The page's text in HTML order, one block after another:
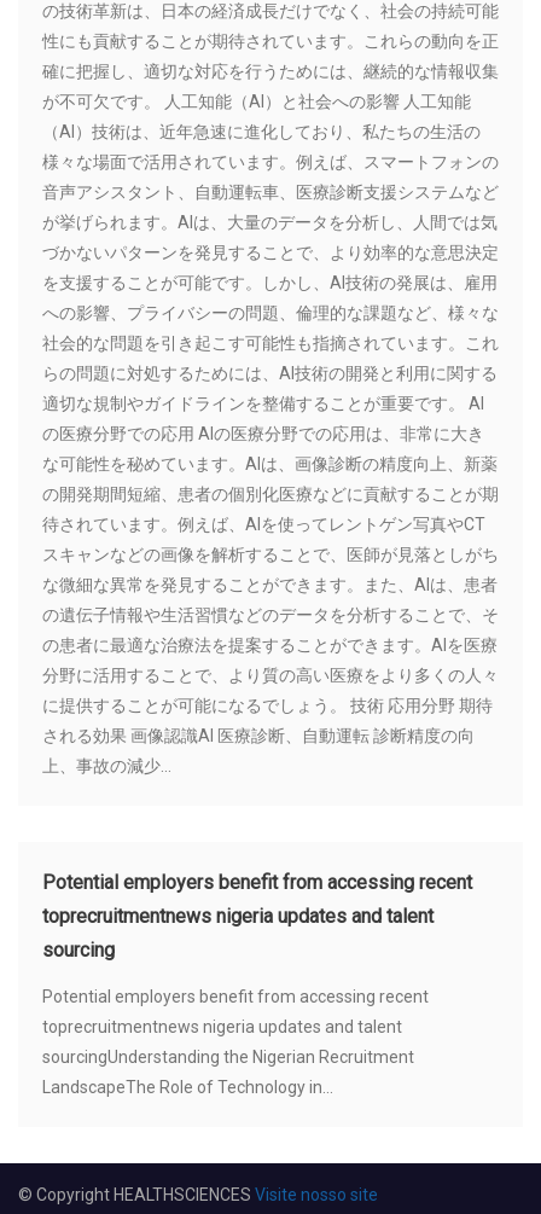
の技術革新は、日本の経済成長だけでなく、社会の持続可能
性にも貢献することが期待されています。これらの動向を正
確に把握し、適切な対応を行うためには、継続的な情報収集
が不可欠です。 人工知能（AI）と社会への影響 人工知能
（AI）技術は、近年急速に進化しており、私たちの生活の
様々な場面で活用されています。例えば、スマートフォンの
音声アシスタント、自動運転車、医療診断支援システムなど
が挙げられます。AIは、大量のデータを分析し、人間では気
づかないパターンを発見することで、より効率的な意思決定
を支援することが可能です。しかし、AI技術の発展は、雇用
への影響、プライバシーの問題、倫理的な課題など、様々な
社会的な問題を引き起こす可能性も指摘されています。これ
らの問題に対処するためには、AI技術の開発と利用に関する
適切な規制やガイドラインを整備することが重要です。 AI
の医療分野での応用 AIの医療分野での応用は、非常に大き
な可能性を秘めています。AIは、画像診断の精度向上、新薬
の開発期間短縮、患者の個別化医療などに貢献することが期
待されています。例えば、AIを使ってレントゲン写真やCT
スキャンなどの画像を解析することで、医師が見落としがち
な微細な異常を発見することができます。また、AIは、患者
の遺伝子情報や生活習慣などのデータを分析することで、そ
の患者に最適な治療法を提案することができます。AIを医療
分野に活用することで、より質の高い医療をより多くの人々
に提供することが可能になるでしょう。 技術 応用分野 期待
される効果 画像認識AI 医療診断、自動運転 診断精度の向
上、事故の減少...
Potential employers benefit from accessing recent
toprecruitmentnews nigeria updates and talent
sourcing
Potential employers benefit from accessing recent
toprecruitmentnews nigeria updates and talent
sourcingUnderstanding the Nigerian Recruitment
LandscapeThe Role of Technology in...
© Copyright HEALTHSCIENCES Visite nosso site